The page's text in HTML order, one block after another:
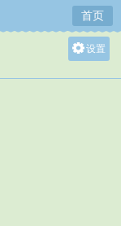
首页
设置